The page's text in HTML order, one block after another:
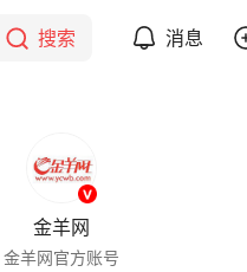
搜索 消息
金羊网
金羊网官方账号